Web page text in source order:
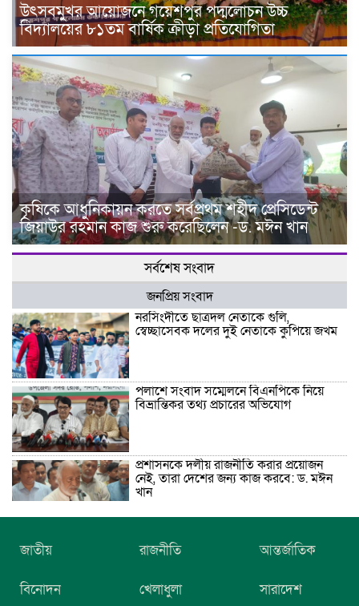
উৎসবমুখর আয়োজনে গয়েশপুর পদ্মলোচন উচ্চ
বিদ্যালয়ের ৮১তম বার্ষিক ক্রীড়া প্রতিযোগিতা
কৃষিকে আধুনিকায়ন করতে সর্বপ্রথম শহীদ প্রেসিডেন্ট
জিয়াউর রহমান কাজ শুরু করেছিলেন -ড. মঈন খান
সর্বশেষ সংবাদ
জনপ্রিয় সংবাদ
নরসিংদীতে ছাত্রদল নেতাকে গুলি,
স্বেচ্ছাসেবক দলের দুই নেতাকে কুপিয়ে জখম
পলাশে সংবাদ সম্মেলনে বিএনপিকে নিয়ে
বিভ্রান্তিকর তথ্য প্রচারের অভিযোগ
প্রশাসনকে দলীয় রাজনীতি করার প্রয়োজন
নেই, তারা দেশের জন্য কাজ করবে: ড. মঈন
খান
নিখোঁজের তিনদিন পর মাইক্রোবাস চালকের
মরদেহ উদ্ধার
জাতীয় রাজনীতি আন্তর্জাতিক
বিনোদন খেলাধুলা সারাদেশ